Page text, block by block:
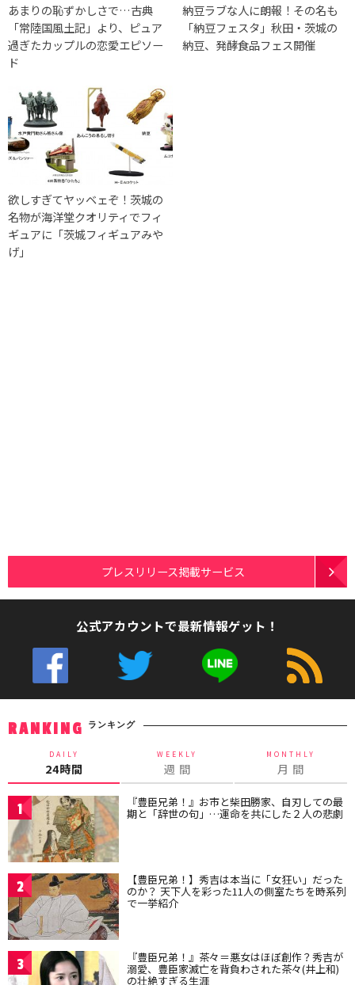
あまりの恥ずかしさで…古典
「常陸国風土記」より、ピュア
過ぎたカップルの恋愛エピソー
ド
納豆ラブな人に朗報！その名も
「納豆フェスタ」秋田・茨城の
納豆、発酵食品フェス開催
欲しすぎてヤッベェぞ！茨城の
名物が海洋堂クオリティでフィ
ギュアに「茨城フィギュアみや
げ」
プレスリリース掲載サービス
公式アカウントで最新情報ゲット！
RANKING ランキング
DAILY
24時間
WEEKLY
週 間
MONTHLY
月 間
1 『豊臣兄弟！』お市と柴田勝家、自刃しての最
期と「辞世の句」…運命を共にした２人の悲劇
2 【豊臣兄弟！】秀吉は本当に「女狂い」だった
のか？ 天下人を彩った11人の側室たちを時系列
で一挙紹介
3 『豊臣兄弟！』茶々＝悪女はほぼ創作？秀吉が
溺愛、豊臣家滅亡を背負わされた茶々(井上和)
の壮絶すぎる生涯